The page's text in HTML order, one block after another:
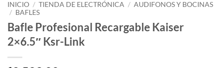
INICIO / TIENDA DE ELECTRÓNICA / AUDIFONOS Y BOCINAS
/ BAFLES
Bafle Profesional Recargable Kaiser
2×6.5″ Ksr-Link